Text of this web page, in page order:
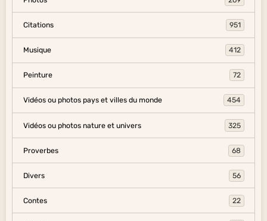
Citations 951
Musique 412
Peinture 72
Vidéos ou photos pays et villes du monde 454
Vidéos ou photos nature et univers 325
Proverbes 68
Divers 56
Contes 22